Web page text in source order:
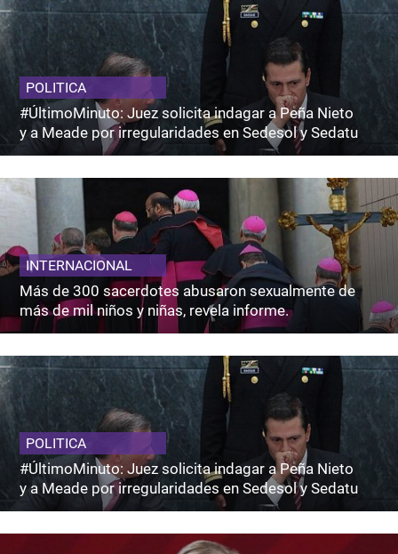
POLITICA
#ÚltimoMinuto: Juez solicita indagar a Peña Nieto
y a Meade por irregularidades en Sedesol y Sedatu
INTERNACIONAL
Más de 300 sacerdotes abusaron sexualmente de
más de mil niños y niñas, revela informe.
POLITICA
#ÚltimoMinuto: Juez solicita indagar a Peña Nieto
y a Meade por irregularidades en Sedesol y Sedatu